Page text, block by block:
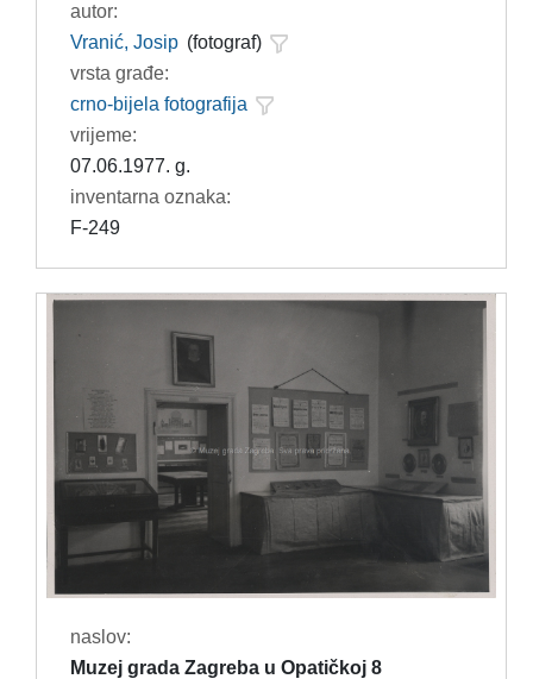
autor:
Vranić, Josip (fotograf)
vrsta građe:
crno-bijela fotografija
vrijeme:
07.06.1977. g.
inventarna oznaka:
F-249
naslov:
Muzej grada Zagreba u Opatičkoj 8